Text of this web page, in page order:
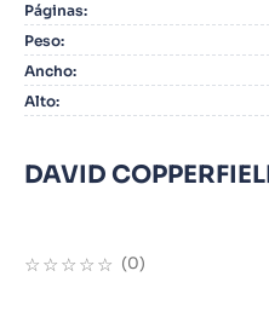
Páginas:
Peso:
Ancho:
Alto:
DAVID
☆☆☆☆☆ (0)
4. Odisea
5. Manga
6.
8. Noches Blancas
10. Infantil